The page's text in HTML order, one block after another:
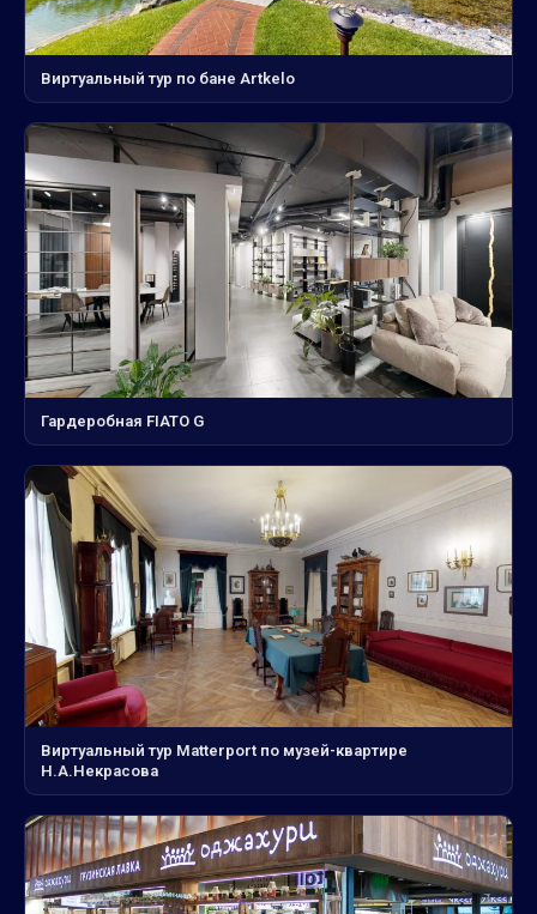
Виртуальный тур по бане Artkelo
Гардеробная FIATO G
Виртуальный тур Matterport по музей-квартире
Н.А.Некрасова